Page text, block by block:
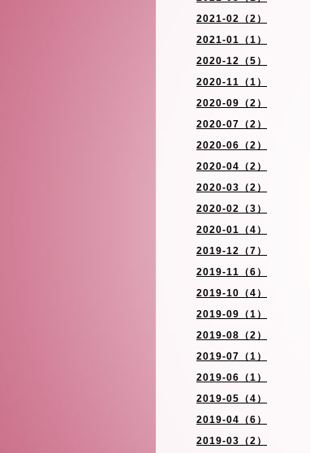
2021-02（2）
2021-01（1）
2020-12（5）
2020-11（1）
2020-09（2）
2020-07（2）
2020-06（2）
2020-04（2）
2020-03（2）
2020-02（3）
2020-01（4）
2019-12（7）
2019-11（6）
2019-10（4）
2019-09（1）
2019-08（2）
2019-07（1）
2019-06（1）
2019-05（4）
2019-04（6）
2019-03（2）